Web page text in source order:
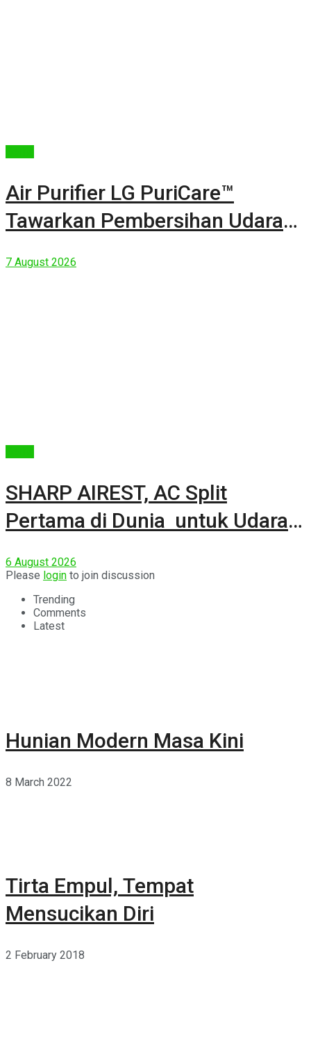
Air Purifier LG PuriCare™
Tawarkan Pembersihan Udara
7 August 2026
SHARP AIREST, AC Split
Pertama di Dunia untuk Udara
6 August 2026
Please login to join discussion
Trending
Comments
Latest
Hunian Modern Masa Kini
8 March 2022
Tirta Empul, Tempat
Mensucikan Diri
2 February 2018